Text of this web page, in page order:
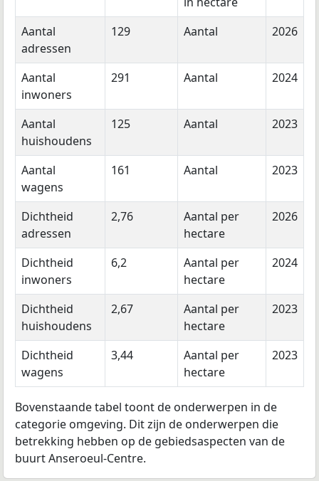
Aantal
adressen
129 Aantal 2026
Aantal
inwoners
291 Aantal 2024
Aantal
huishoudens
125 Aantal 2023
Aantal
wagens
161 Aantal 2023
Dichtheid
adressen
2,76
Aantal per
hectare
2026
Dichtheid
inwoners
6,2
Aantal per
hectare
2024
Dichtheid
huishoudens
2,67
Aantal per
hectare
2023
Dichtheid
wagens
3,44
Aantal per
hectare
2023
Bovenstaande tabel toont de onderwerpen in de
categorie omgeving. Dit zijn de onderwerpen die
betrekking hebben op de gebiedsaspecten van de
buurt Anseroeul-Centre.